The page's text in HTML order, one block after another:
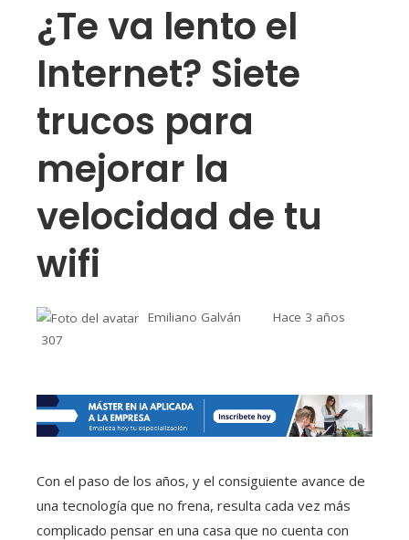
¿Te va lento el
Internet? Siete
trucos para
mejorar la
velocidad de tu
wifi
Emiliano Galván
Hace 3 años
307
Con el paso de los años, y el consiguiente avance de
una tecnología que no frena, resulta cada vez más
complicado pensar en una casa que no cuenta con